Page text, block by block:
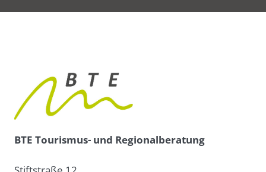
BTE Tourismus- und Regionalberatung